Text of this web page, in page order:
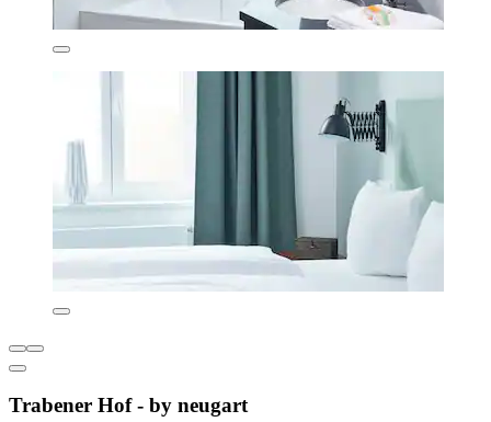
Trabener Hof - by neugart